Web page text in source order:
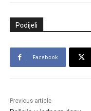
Podijeli
Facebook
Previous article